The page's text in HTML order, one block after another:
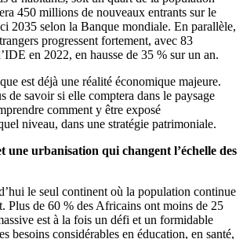
450 millions de nouveaux entrants sur le
2035 selon la Banque mondiale. En parallèle,
progressent fortement, avec 83
en 2022, en hausse de 35 % sur un an.
est déjà une réalité économique majeure.
de savoir si elle comptera dans le paysage
comment y être exposé
niveau, dans une stratégie patrimoniale.
une urbanisation qui changent l’échelle des
le seul continent où la population continue
Plus de 60 % des Africains ont moins de 25
est à la fois un défi et un formidable
besoins considérables en éducation, en santé,